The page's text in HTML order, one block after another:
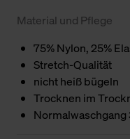
Material und Pflege
75% Nylon, 25%
Stretch-Qualität
nicht heiß bügeln
Trocknen im
Normalwaschgang